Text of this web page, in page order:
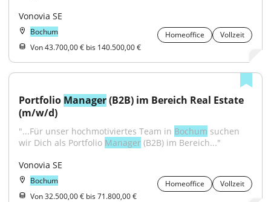
Vonovia SE
Bochum Homeoffice
Vollzeit
Von 43.700,00 € bis 140.500,00 €
Portfolio Manager (B2B) im Bereich Real Estate
(m/w/d)
"...Für unser hochmotiviertes Team in Bochum suchen
wir Dich als Portfolio Manager (B2B) im Bereich..."
Vonovia SE
Bochum Homeoffice
Vollzeit
Von 32.500,00 € bis 71.800,00 €